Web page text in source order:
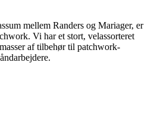
mellem Randers og Mariager, er
Vi har et stort, velassorteret
af tilbehør til patchwork-